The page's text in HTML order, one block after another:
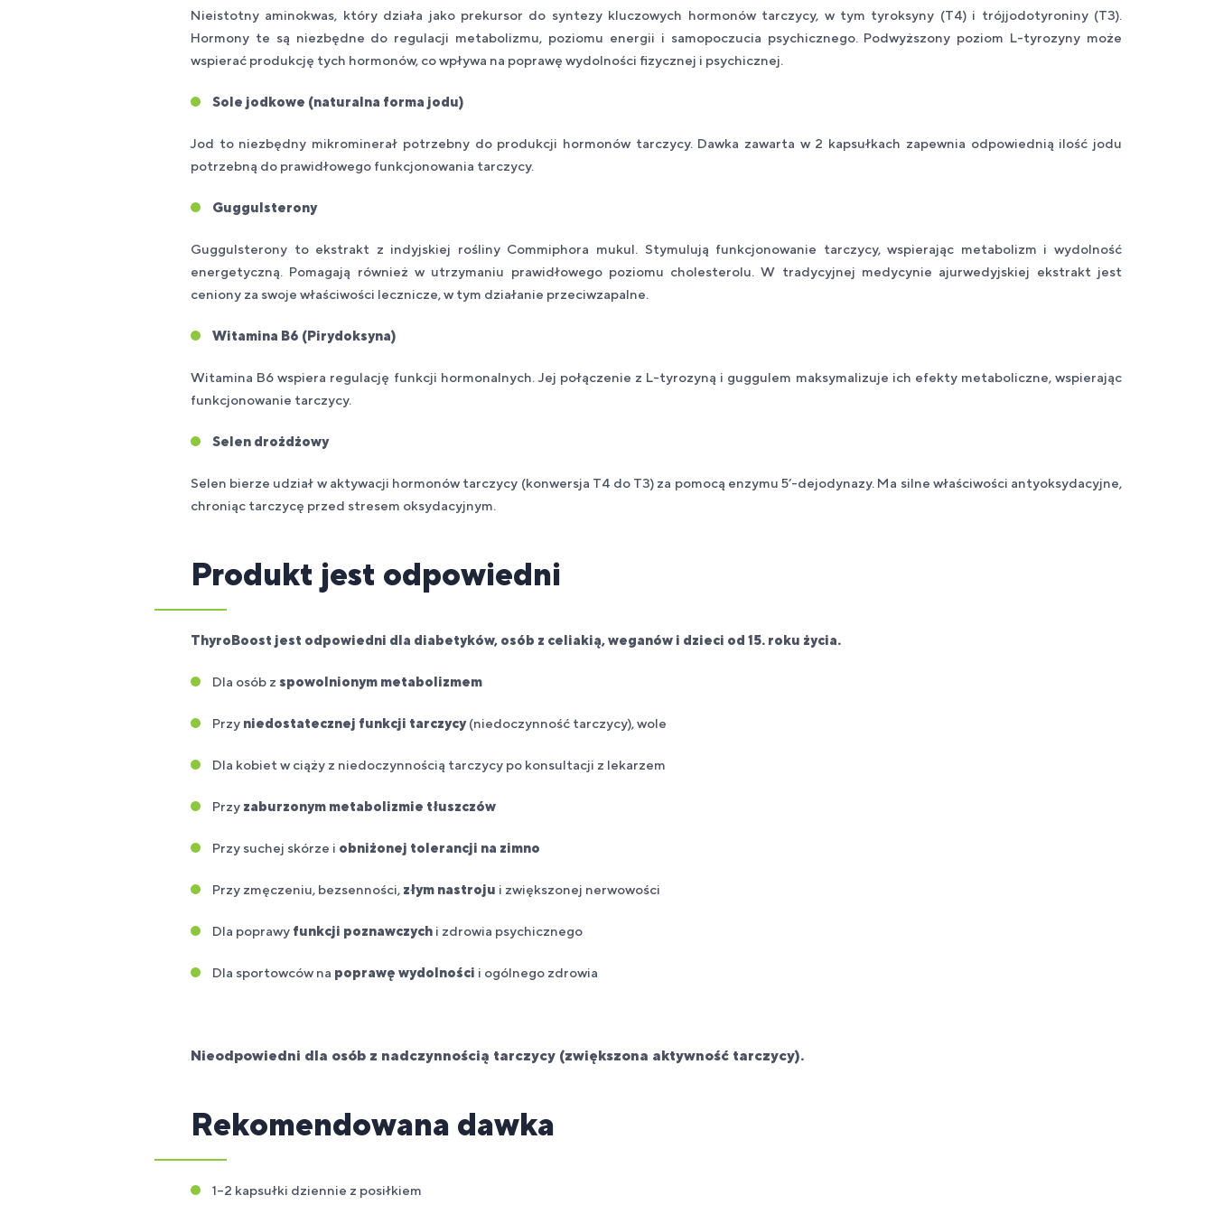
Nieistotny aminokwas, który działa jako prekursor do syntezy kluczowych hormonów tarczycy, w tym tyroksyny (T4) i trójjodotyroniny (T3).
Hormony te są niezbędne do regulacji metabolizmu, poziomu energii i samopoczucia psychicznego. Podwyższony poziom L-tyrozyny może
wspierać produkcję tych hormonów, co wpływa na poprawę wydolności fizycznej i psychicznej.
Sole jodkowe (naturalna forma jodu)
Jod to niezbędny mikrominerał potrzebny do produkcji hormonów tarczycy. Dawka zawarta w 2 kapsułkach zapewnia odpowiednią ilość jodu
potrzebną do prawidłowego funkcjonowania tarczycy.
Guggulsterony
Guggulsterony to ekstrakt z indyjskiej rośliny Commiphora mukul. Stymulują funkcjonowanie tarczycy, wspierając metabolizm i wydolność
energetyczną. Pomagają również w utrzymaniu prawidłowego poziomu cholesterolu. W tradycyjnej medycynie ajurwedyjskiej ekstrakt jest
ceniony za swoje właściwości lecznicze, w tym działanie przeciwzapalne.
Witamina B6 (Pirydoksyna)
Witamina B6 wspiera regulację funkcji hormonalnych. Jej połączenie z L-tyrozyną i guggulem maksymalizuje ich efekty metaboliczne, wspierając
funkcjonowanie tarczycy.
Selen drożdżowy
Selen bierze udział w aktywacji hormonów tarczycy (konwersja T4 do T3) za pomocą enzymu 5’-dejodynazy. Ma silne właściwości antyoksydacyjne,
chroniąc tarczycę przed stresem oksydacyjnym.
Produkt jest odpowiedni
ThyroBoost jest odpowiedni dla diabetyków, osób z celiakią, weganów i dzieci od 15. roku życia.
Dla osób z spowolnionym metabolizmem
Przy niedostatecznej funkcji tarczycy(niedoczynność tarczycy), wole
Dla kobiet w ciąży z niedoczynnością tarczycy po konsultacji z lekarzem
Przy zaburzonym metabolizmie tłuszczów
Przy suchej skórze i obniżonej tolerancji na zimno
Przy zmęczeniu, bezsenności, złym nastroju i zwiększonej nerwowości
Dla poprawy funkcji poznawczych i zdrowia psychicznego
Dla sportowców na poprawę wydolności i ogólnego zdrowia
Nieodpowiedni dla osób z nadczynnością tarczycy (zwiększona aktywność tarczycy).
Rekomendowana dawka
1–2 kapsułki dziennie z posiłkiem